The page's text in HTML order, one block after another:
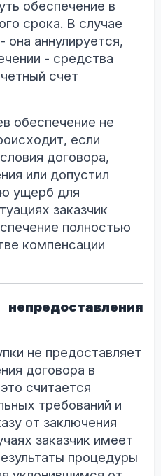
обеспечение в
срока. В случае
она аннулируется,
- средства
счет
обеспечение не
если
договора,
или допустил
ущерб для
заказчик
полностью
компенсации
не предоставляет
договора в
считается
требований и
от заключения
заказчик имеет
процедуры